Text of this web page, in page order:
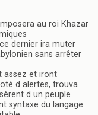
au roi Khazar
dernier ira muter
sans arrêter
assez et iront
d alertes, trouva
d un peuple
syntaxe du langage